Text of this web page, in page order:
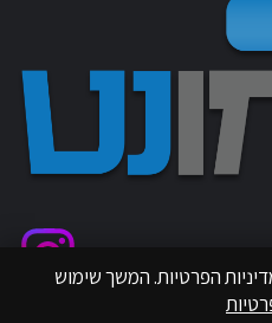
הפרטיות. המשך שימוש